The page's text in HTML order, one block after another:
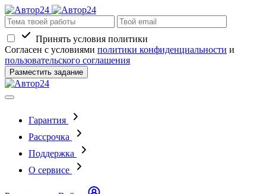
Принять условия политики
Согласен с условиями политики конфиденциальности и
пользовательского соглашения
Разместить задание
Гарантия
Рассрочка
Поддержка
О сервисе